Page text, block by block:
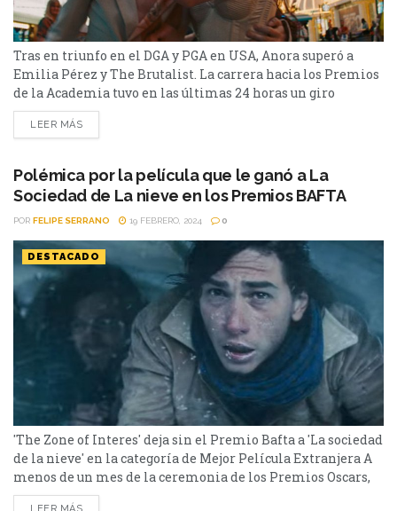
Tras en triunfo en el DGA y PGA en USA, Anora superó a
Emilia Pérez y The Brutalist. La carrera hacia los Premios
de la Academia tuvo en las últimas 24 horas un giro
inesperado. Este fin de semana, la película "Anora", de Sean
Baker, se alzó con los máximos galardones en las
y Productores (PGA) de Estados Unidos, celebradas en Los...
LEER MÁS
Polémica por la película que le ganó a La
Sociedad de La nieve en los Premios BAFTA
POR FELIPE SERRANO 19 FEBRERO, 2024 0
DESTACADO
'The Zone of Interes' deja sin el Premio Bafta a 'La sociedad
de la nieve' en la categoría de Mejor Película Extranjera A
menos de un mes de la ceremonia de los Premios Oscars,
anoche se llevaron a cabo los británicos Premios BAFTA y